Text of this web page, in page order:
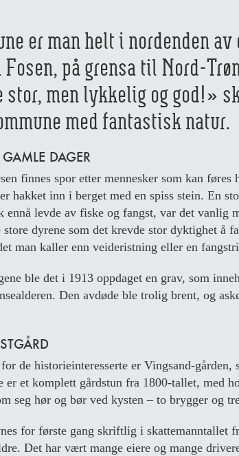
er man helt i nordenden
Fosen, på grensa til Nord-
men lykkelig og god!»
med fantastisk natur.
DAGER
finnes spor etter mennesker som kan
hakket inn i berget med en spiss stein. En
ennå levde av fiske og fangst, var det vanlig
store dyrene som det krevde stor dyktighet å
man kaller enn veideristning eller en
ble det i 1913 oppdaget en grav, som
Den avdøde ble trolig brent, og
de historieinteresserte er Vingsand-gården,
er et komplett gårdstun fra 1800-tallet, med
seg hør og bør ved kysten – to brygger og
for første gang skriftlig i skattemanntallet
Det har vært mange eiere og mange